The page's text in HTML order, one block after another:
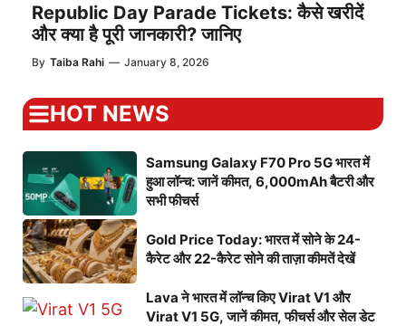
Republic Day Parade Tickets: कैसे खरीदें
और क्या है पूरी जानकारी? जानिए
By Taiba Rahi — January 8, 2026
HOT NEWS
Samsung Galaxy F70 Pro 5G भारत में
हुआ लॉन्च: जानें कीमत, 6,000mAh बैटरी और
सभी फीचर्स
Gold Price Today: भारत में सोने के 24-
कैरेट और 22-कैरेट सोने की ताज़ा कीमतें देखें
Lava ने भारत में लॉन्च किए Virat V1 और
Virat V1 5G, जानें कीमत, फीचर्स और सेल डेट